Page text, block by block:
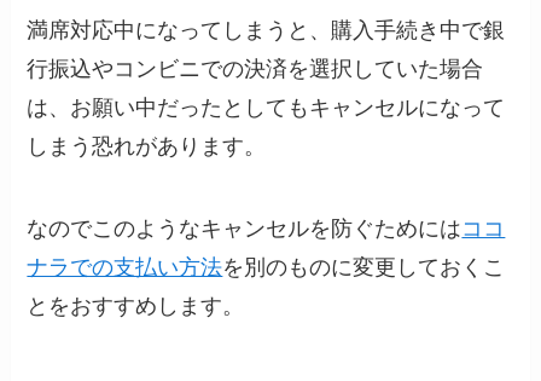
満席対応中になってしまうと、購入手続き中で銀
行振込やコンビニでの決済を選択していた場合
は、お願い中だったとしてもキャンセルになって
しまう恐れがあります。
なのでこのようなキャンセルを防ぐためにはココ
ナラでの支払い方法を別のものに変更しておくこ
とをおすすめします。